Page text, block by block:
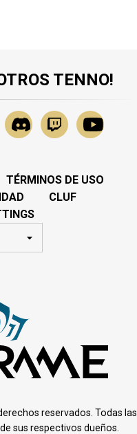
TENNO!
TÉRMINOS DE USO
CLUF
reservados. Todas las
sus respectivos dueños.